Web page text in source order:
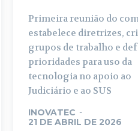
Primeira reunião do
estabelece diretrizes,
grupos de trabalho e
prioridades para uso da
tecnologia no apoio ao
Judiciário e ao SUS
INOVATEC -
21 DE ABRIL DE 2026